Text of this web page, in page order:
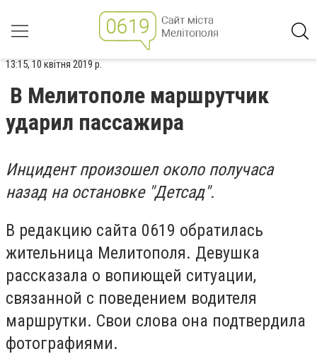
13:15, 10 квітня 2019 р.
В Мелитополе маршрутчик
ударил пассажира
Инцидент произошел около получаса
назад на остановке "Детсад".
В редакцию сайта 0619 обратилась
жительница Мелитополя. Девушка
рассказала о вопиющей ситуации,
связанной с поведением водителя
маршрутки. Свои слова она подтвердила
фотографиями.